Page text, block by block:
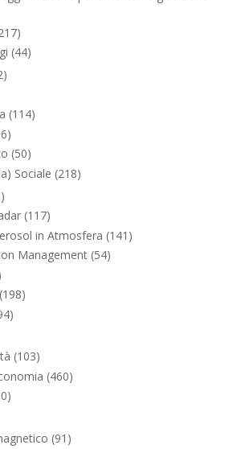
(44)
(114)
(50)
Sociale (218)
(117)
in Atmosfera (141)
Management (54)
(198)
(103)
(460)
(91)